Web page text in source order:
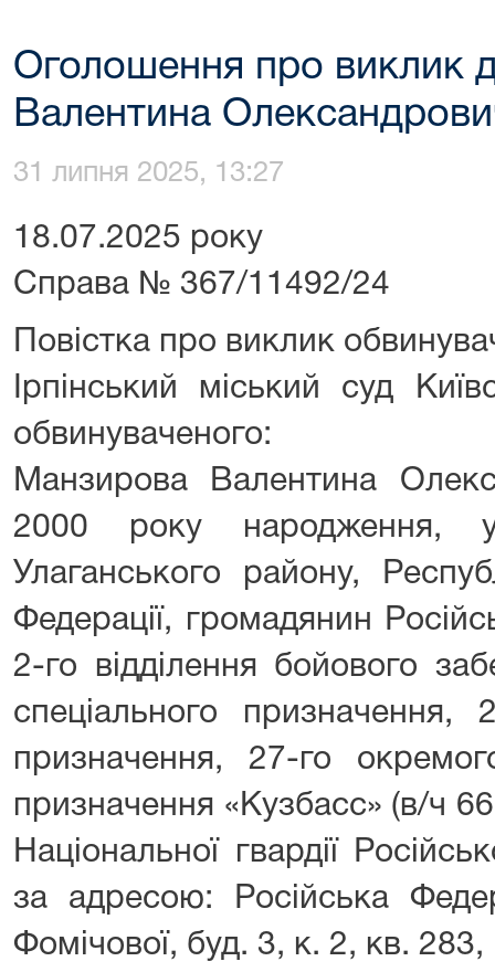
Оголошення про виклик
Валентина
31 липня 2025, 13:27
18.07.2025 року
Справа № 367/11492/24
Повістка про виклик
Ірпінський міський суд
обвинуваченого:
Манзирова Валентина
2000 року народження,
Улаганського району,
Федерації, громадянин
2-го відділення бойового
спеціального призначення,
призначення, 27-го
призначення «Кузбасс» (в/ч
Національної гвардії
за адресою: Російська
Фомічової, буд. 3, к. 2, кв. 283,